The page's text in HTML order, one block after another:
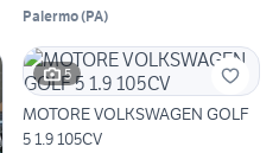
Palermo(PA)
5
MOTORE VOLKSWAGEN GOLF
5 1.9 105CV